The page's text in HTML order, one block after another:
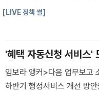
고 초등 돌봄·AI 교육 확대
[LIVE 정책 썰]
'혜택 자동신청 서비스'
임보라 앵커>다음 업무보고
하반기 행정서비스 개선 방